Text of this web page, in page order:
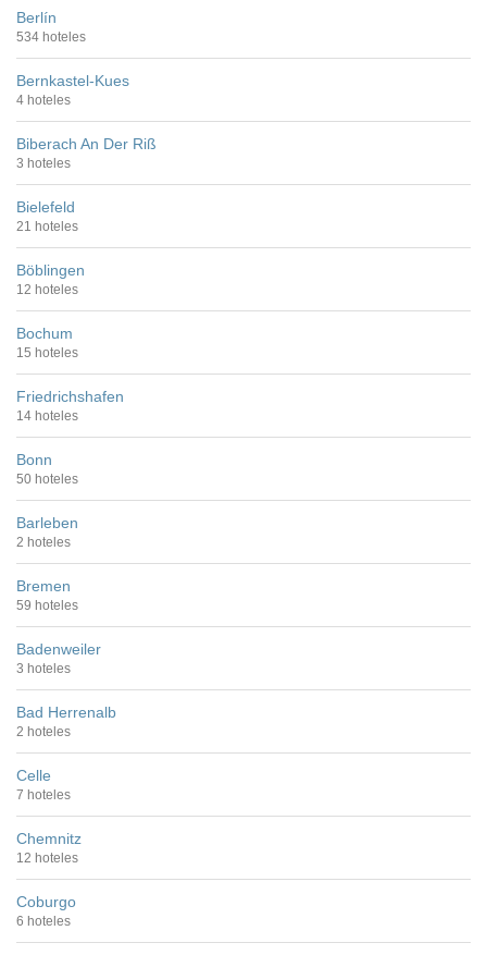
Berlín
534 hoteles
Bernkastel-Kues
4 hoteles
Biberach An Der Riß
3 hoteles
Bielefeld
21 hoteles
Böblingen
12 hoteles
Bochum
15 hoteles
Friedrichshafen
14 hoteles
Bonn
50 hoteles
Barleben
2 hoteles
Bremen
59 hoteles
Badenweiler
3 hoteles
Bad Herrenalb
2 hoteles
Celle
7 hoteles
Chemnitz
12 hoteles
Coburgo
6 hoteles